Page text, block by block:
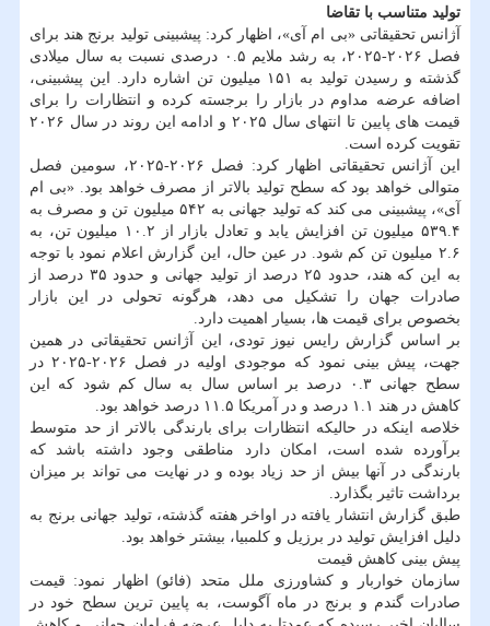
تولید متناسب با تقاضا
آژانس تحقیقاتی «بی ام آی»، اظهار کرد: پیشبینی تولید برنج هند برای
فصل ۲۰۲۶-۲۰۲۵، به رشد ملایم ۰.۵ درصدی نسبت به سال میلادی
گذشته و رسیدن تولید به ۱۵۱ میلیون تن اشاره دارد. این پیشبینی،
اضافه عرضه مداوم در بازار را برجسته کرده و انتظارات را برای
قیمت های پایین تا انتهای سال ۲۰۲۵ و ادامه این روند در سال ۲۰۲۶
تقویت کرده است.
این آژانس تحقیقاتی اظهار کرد: فصل ۲۰۲۶-۲۰۲۵، سومین فصل
متوالی خواهد بود که سطح تولید بالاتر از مصرف خواهد بود. «بی ام
آی»، پیشبینی می کند که تولید جهانی به ۵۴۲ میلیون تن و مصرف به
۵۳۹.۴ میلیون تن افزایش یابد و تعادل بازار از ۱۰.۲ میلیون تن، به
۲.۶ میلیون تن کم شود. در عین حال، این گزارش اعلام نمود با توجه
به این که هند، حدود ۲۵ درصد از تولید جهانی و حدود ۳۵ درصد از
صادرات جهان را تشکیل می دهد، هرگونه تحولی در این بازار
بخصوص برای قیمت ها، بسیار اهمیت دارد.
بر اساس گزارش رایس نیوز تودی، این آژانس تحقیقاتی در همین
جهت، پیش بینی نمود که موجودی اولیه در فصل ۲۰۲۶-۲۰۲۵ در
سطح جهانی ۰.۳ درصد بر اساس سال به سال کم شود که این
کاهش در هند ۱.۱ درصد و در آمریکا ۱۱.۵ درصد خواهد بود.
خلاصه اینکه در حالیکه انتظارات برای بارندگی بالاتر از حد متوسط
برآورده شده است، امکان دارد مناطقی وجود داشته باشد که
بارندگی در آنها بیش از حد زیاد بوده و در نهایت می تواند بر میزان
برداشت تاثیر بگذارد.
طبق گزارش انتشار یافته در اواخر هفته گذشته، تولید جهانی برنج به
دلیل افزایش تولید در برزیل و کلمبیا، بیشتر خواهد بود.
پیش بینی کاهش قیمت
سازمان خواربار و کشاورزی ملل متحد (فائو) اظهار نمود: قیمت
صادرات گندم و برنج در ماه آگوست، به پایین ترین سطح خود در